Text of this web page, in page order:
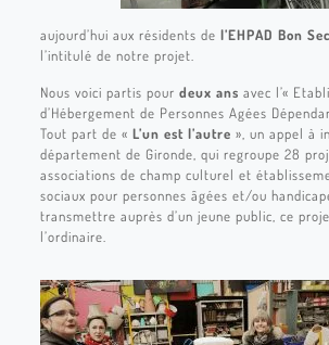
aujourd’hui aux résidents de l’EHPAD Bon
l’intitulé de notre projet.
Nous voici partis pour deux ans avec l’«
d’Hébergement de Personnes Agées
Tout part de « L’un est l’autre », un appel à
département de Gironde, qui regroupe 28
associations de champ culturel et
sociaux pour personnes âgées et/ou
transmettre auprès d’un jeune public, ce
l’ordinaire.